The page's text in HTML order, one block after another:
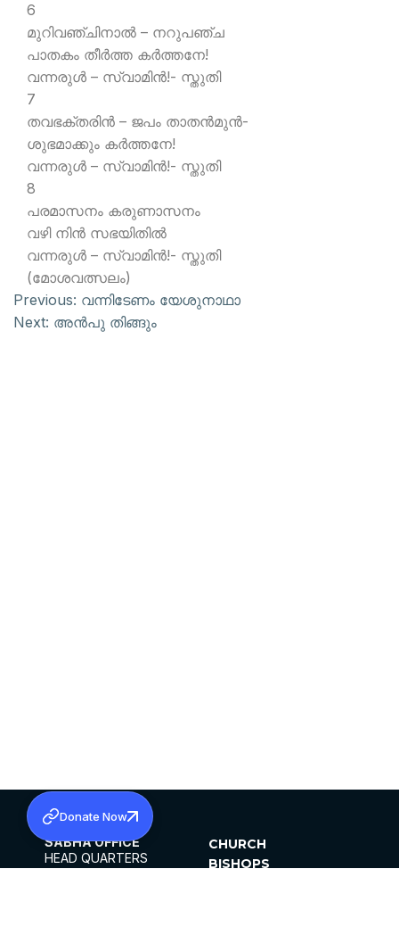
6
മുറിവഞ്ചിനാല്‍ – നറുപഞ്ച
പാതകം തീര്‍ത്ത കര്‍ത്തനേ!
വന്നരുള്‍ – സ്വാമിന്‍!- സ്തുതി
7
തവഭക്തരിന്‍ – ജപം താതന്‍മുന്‍-
ശുഭമാക്കും കര്‍ത്തനേ!
വന്നരുള്‍ – സ്വാമിന്‍!- സ്തുതി
8
പരമാസനം കരുണാസനം
വഴി നിന്‍ സഭയിതില്‍
വന്നരുള്‍ – സ്വാമിന്‍!- സ്തുതി
(മോശവത്സലം)
Previous: വന്നിടേണം യേശുനാഥാ
Next: അന്‍പു തിങ്ങും
SABHA OFFICE
HEAD QUARTERS
CHURCH
BISHOPS
Donate Now